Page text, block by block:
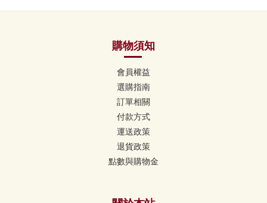
購物須知
會員權益
選購指南
訂單相關
付款方式
運送政策
退貨政策
點數與購物金